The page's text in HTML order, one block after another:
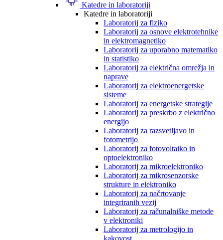
Katedre in laboratoriji
Katedre in laboratoriji
Laboratorij za fiziko
Laboratorij za osnove elektrotehnike
in elektromagnetiko
Laboratorij za uporabno matematiko
in statistiko
Laboratorij za električna omrežja in
naprave
Laboratorij za elektroenergetske
sisteme
Laboratorij za energetske strategije
Laboratorij za preskrbo z električno
energijo
Laboratorij za razsvetljavo in
fotometrijo
Laboratorij za fotovoltaiko in
optoelektroniko
Laboratorij za mikroelektroniko
Laboratorij za mikrosenzorske
strukture in elektroniko
Laboratorij za načrtovanje
integriranih vezij
Laboratorij za računalniške metode
v elektroniki
Laboratorij za metrologijo in
kakovost